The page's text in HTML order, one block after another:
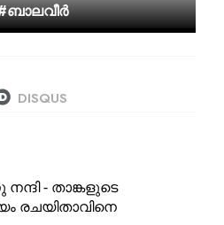
- താങ്കളുടെ
രചയിതാവിനെ